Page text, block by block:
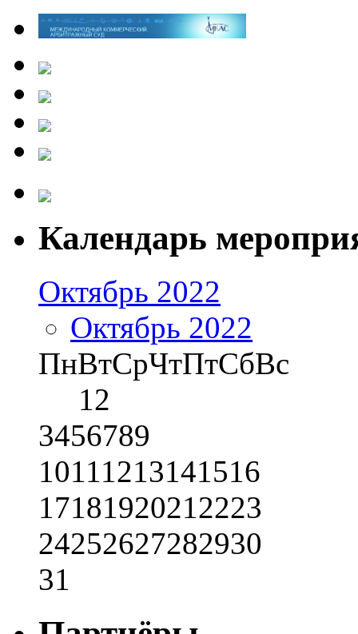
Календарь
Октябрь 2022
Октябрь 2022
ПнВтСрЧтПтСбВс
12
3456789
10111213141516
17181920212223
24252627282930
31